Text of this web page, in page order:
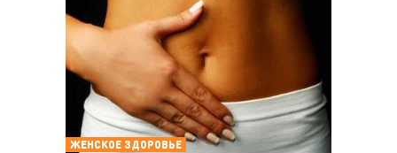
ЖЕНСКОЕ ЗДОРОВЬЕ